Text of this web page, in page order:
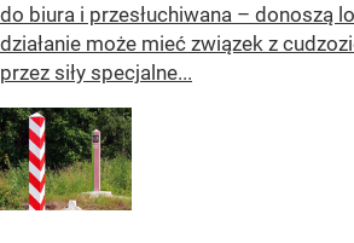
do biura i przesłuchiwana – donoszą
działanie może mieć związek z
przez siły specjalne...